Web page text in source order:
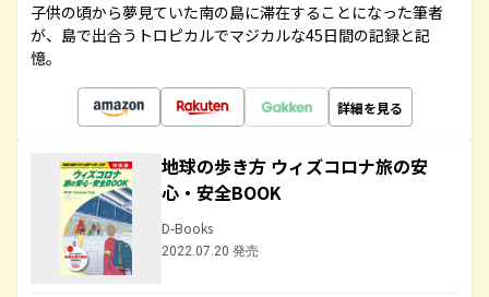
子供の頃から夢見ていた南の島に滞在することになった筆者
が、島で出合うトロピカルでマジカルな45日間の記録と記
憶。
詳細を見る
地球の歩き方 ウィズコロナ旅の安
心・安全BOOK
D-Books
2022.07.20 発売